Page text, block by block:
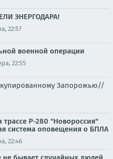
ЭНЕРГОДАРА!
22:57
военной операции
22:55
Запорожью//
Р-280 "Новороссия"
система оповещения о БПЛА
22:46